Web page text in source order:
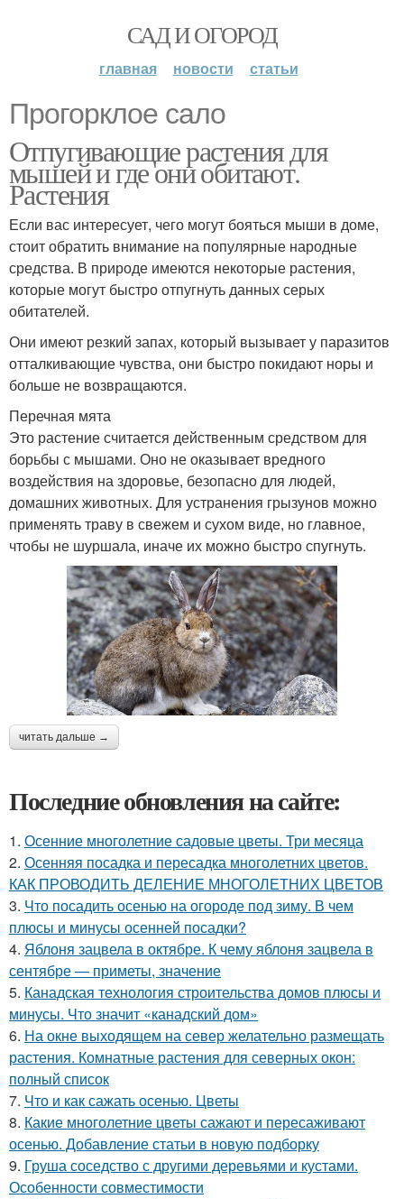
САД И ОГОРОД
главная новости статьи
Прогорклое сало
Отпугивающие растения для
мышей и где они обитают.
Растения
Если вас интересует, чего могут бояться мыши в доме,
стоит обратить внимание на популярные народные
средства. В природе имеются некоторые растения,
которые могут быстро отпугнуть данных серых
обитателей.
Они имеют резкий запах, который вызывает у паразитов
отталкивающие чувства, они быстро покидают норы и
больше не возвращаются.
Перечная мята
Это растение считается действенным средством для
борьбы с мышами. Оно не оказывает вредного
воздействия на здоровье, безопасно для людей,
домашних животных. Для устранения грызунов можно
применять траву в свежем и сухом виде, но главное,
чтобы не шуршала, иначе их можно быстро спугнуть.
читать дальше →
Последние обновления на сайте:
1. Осенние многолетние садовые цветы. Три месяца
2. Осенняя посадка и пересадка многолетних цветов.
КАК ПРОВОДИТЬ ДЕЛЕНИЕ МНОГОЛЕТНИХ ЦВЕТОВ
3. Что посадить осенью на огороде под зиму. В чем
плюсы и минусы осенней посадки?
4. Яблоня зацвела в октябре. К чему яблоня зацвела в
сентябре — приметы, значение
5. Канадская технология строительства домов плюсы и
минусы. Что значит «канадский дом»
6. На окне выходящем на север желательно размещать
растения. Комнатные растения для северных окон:
полный список
7. Что и как сажать осенью. Цветы
8. Какие многолетние цветы сажают и пересаживают
осенью. Добавление статьи в новую подборку
9. Груша соседство с другими деревьями и кустами.
Особенности совместимости